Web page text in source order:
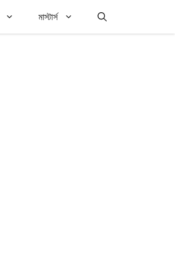
মাস্টার্স